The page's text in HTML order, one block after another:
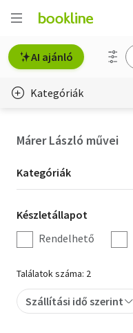
AI ajánló
Kategóriák
Hobbi, szabadidő
Irodalom
Művészet
Szakkönyv
Márer László művei
Kategória
szűrés
Kategóriák
Készletállapot
szűrés
Készletállapot
Rendelhető
Találatok száma: 2
Szállítási idő szerint